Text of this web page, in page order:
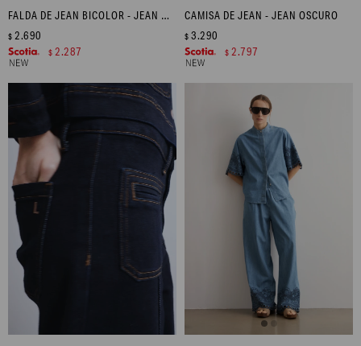
FALDA DE JEAN BICOLOR - JEAN MEDIO
$ 2.690
$ 2.287
CAMISA DE JEAN - JEAN OSCURO
$ 3.290
$ 2.797